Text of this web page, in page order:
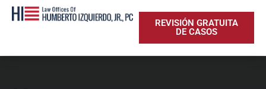
REVISIÓN GRATUITA
DE CASOS